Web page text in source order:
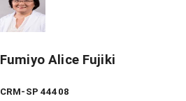
Fumiyo Alice Fujiki
CRM-SP 44408